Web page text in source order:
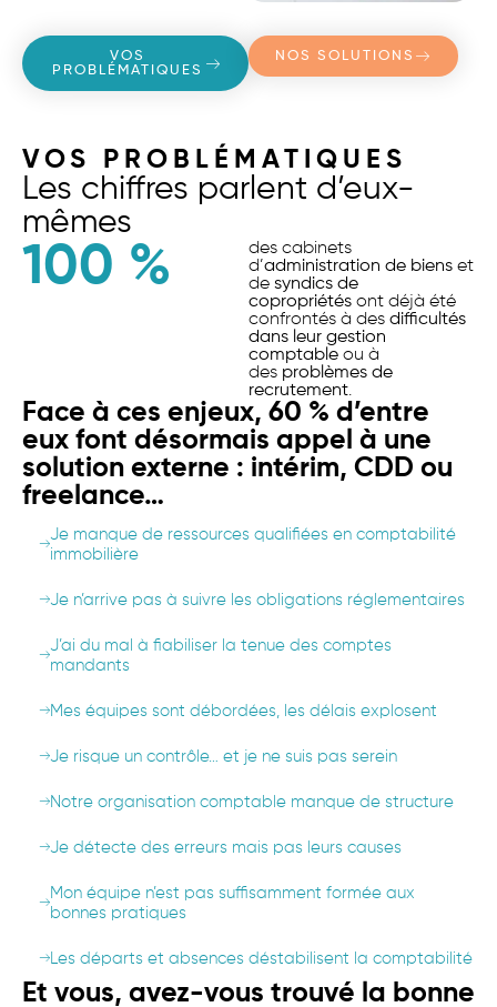
VOS
PROBLÉMATIQUES
NOS SOLUTIONS
VOS PROBLÉMATIQUES
Les chiffres parlent d’eux-
mêmes
100 %
des cabinets
d’administration de biens et
de syndics de
copropriétés ont déjà été
confrontés à des difficultés
dans leur gestion
comptable ou à
des problèmes de
recrutement.
Face à ces enjeux, 60 % d’entre
eux font désormais appel à une
solution externe : intérim, CDD ou
freelance…
Je manque de ressources qualifiées en comptabilité
immobilière
Je n’arrive pas à suivre les obligations réglementaires
J’ai du mal à fiabiliser la tenue des comptes
mandants
Mes équipes sont débordées, les délais explosent
Je risque un contrôle… et je ne suis pas serein
Notre organisation comptable manque de structure
Je détecte des erreurs mais pas leurs causes
Mon équipe n’est pas suffisamment formée aux
bonnes pratiques
Les départs et absences déstabilisent la comptabilité
Et vous, avez-vous trouvé la bonne